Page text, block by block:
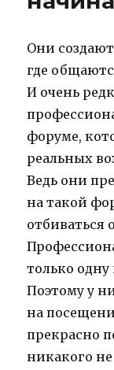
Они
где
И очень
форуме,
реальных
Ведь они
на такой
отбиваться
только одну
Поэтому у
на
прекрасно
никакого не